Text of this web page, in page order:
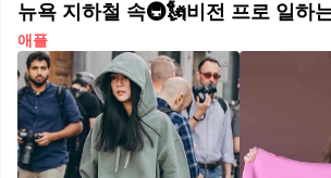
뉴욕 지하철 속🚇🗽비전 프로 일하
애플